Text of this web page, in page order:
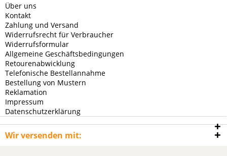
Über uns
Kontakt
Zahlung und Versand
Widerrufsrecht für Verbraucher
Widerrufsformular
Allgemeine Geschäftsbedingungen
Retourenabwicklung
Telefonische Bestellannahme
Bestellung von Mustern
Reklamation
Impressum
Datenschutzerklärung
Wir versenden mit: